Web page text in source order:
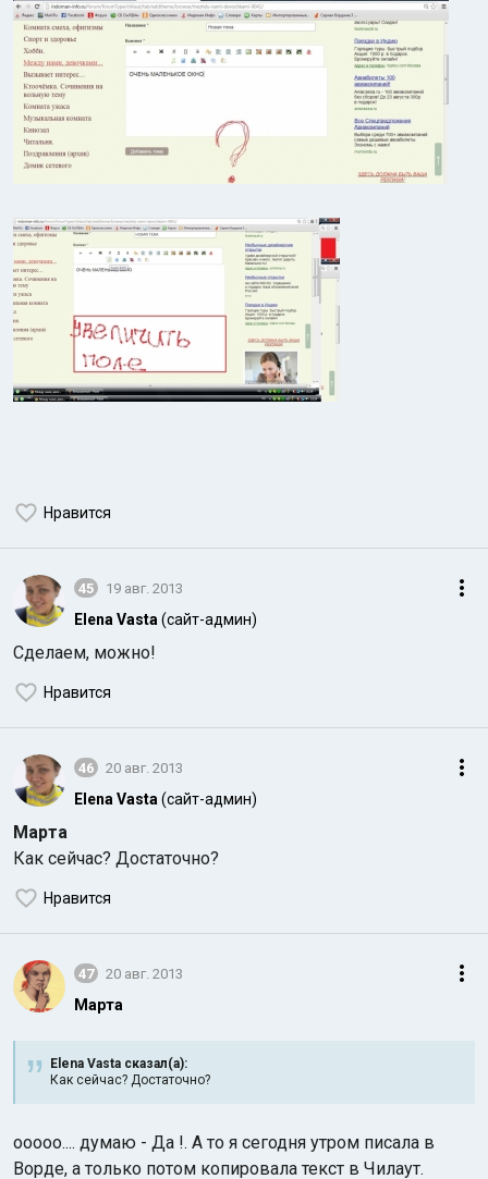
Нравится
45 19 авг. 2013
Elena Vasta (сайт-админ)
Сделаем, можно!
Нравится
46 20 авг. 2013
Elena Vasta (сайт-админ)
Марта
Как сейчас? Достаточно?
Нравится
47 20 авг. 2013
Марта
Elena Vasta сказал(а):
Как сейчас? Достаточно?
ооооо.... думаю - Да !. А то я сегодня утром писала в
Ворде, а только потом копировала текст в Чилаут.